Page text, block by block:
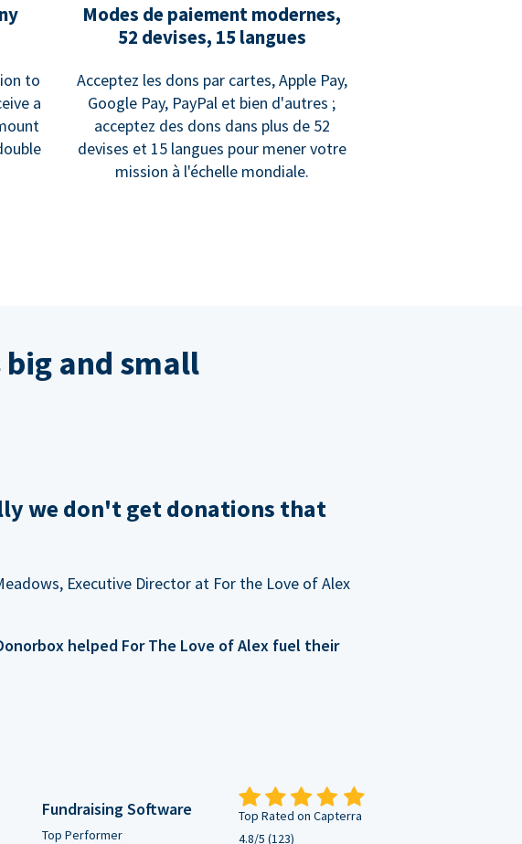
to
a
Modes de paiement modernes,
52 devises, 15 langues
Acceptez les dons par cartes, Apple Pay,
Google Pay, PayPal et bien d'autres ;
acceptez des dons dans plus de 52
devises et 15 langues pour mener votre
mission à l'échelle mondiale.
and small
we don't get donations that
Executive Director at For the Love of Alex
helped For The Love of Alex fuel their
Fundraising Software
Top Performer
Top Rated on Capterra
4.8/5 (123)